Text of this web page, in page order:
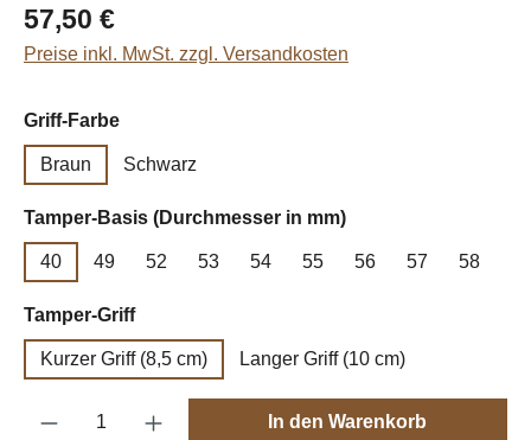
Regulärer Preis:
57,50 €
Preise inkl. MwSt. zzgl. Versandkosten
Griff-Farbeauswählen
Braun Schwarz
Tamper-Basis (Durchmesser in mm)auswählen
40 49 52 53 54 55 56 57 58
Tamper-Griffauswählen
Kurzer Griff (8,5 cm) Langer Griff (10 cm)
Produkt Anzahl: Gib den gewünschten
In den Warenkorb